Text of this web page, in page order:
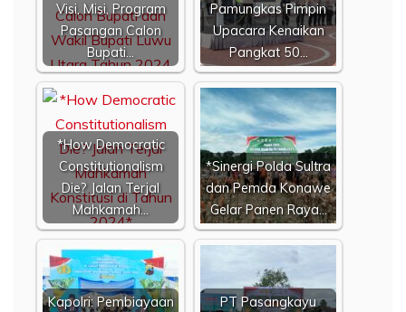
Visi, Misi, Program
Pasangan Calon
Bupati…
Pamungkas Pimpin
Upacara Kenaikan
Pangkat 50…
*How Democratic
Constitutionalism
Die? Jalan Terjal
Mahkamah…
*Sinergi Polda Sultra
dan Pemda Konawe
Gelar Panen Raya…
Kapolri: Pembiayaan
PT Pasangkayu